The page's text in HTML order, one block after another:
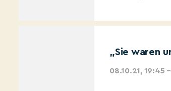
„Sie waren
08.10.21, 19:45